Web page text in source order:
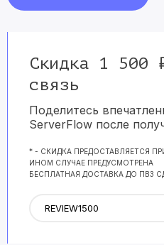
Скидка 1 500
связь
Поделитесь
ServerFlow после
* - СКИДКА ПРЕДОСТАВЛЯЕТСЯ
ИНОМ СЛУЧАЕ ПРЕДУСМОТРЕНА
БЕСПЛАТНАЯ ДОСТАВКА ДО ПВЗ